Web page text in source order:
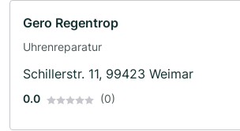
Gero Regentrop
Uhrenreparatur
Schillerstr. 11, 99423 Weimar
0.0 (0)